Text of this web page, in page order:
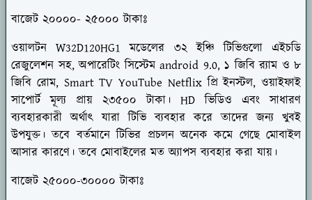
বাজেট ২০০০০- ২৫০০০ টাকাঃ
ওয়ালটন W32D120HG1 মডেলের ৩২ ইঞ্চি টিভিগুলো এইচডি
রেজুলেশন সহ, অপারেটিং সিস্টেম android 9.0, ১ জিবি র‍্যাম ও ৮
জিবি রোম, Smart TV YouTube Netflix প্রি ইনস্টল, ওয়াইফাই
সাপোর্ট মূল্য প্রায় ২৩৫০০ টাকা। HD ভিডিও এবং সাধারণ
ব্যবহারকারী অর্থাৎ যারা টিভি ব্যবহার করে তাদের জন্য খুবই
উপযুক্ত। তবে বর্তমানে টিভির প্রচলন অনেক কমে গেছে মোবাইল
আসার কারণে। তবে মোবাইলের মত অ্যাপস ব্যবহার করা যায়।
বাজেট ২৫০০০-৩০০০০ টাকাঃ